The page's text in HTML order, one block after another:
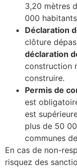
3,20 mètres
000
Déclaration
clôture
déclaration
construction
construire.
Permis de
est
est
plus de 50
communes
En cas de non-
risquez des